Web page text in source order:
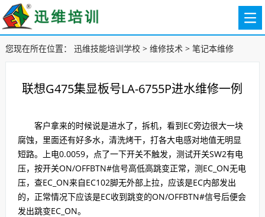
您现在所在位置： 迅维技能培训学校> 维修技术> 笔记本维修
联想G475集显板号LA-6755P进水维修一例
客户拿来的时候说是进水了，拆机，看到EC旁边很大一块
腐蚀，里面还有好多水，清洗烤干，打各大电感对地值无明显
短路。上电0.0059，点了一下开关不触发，测试开关SW2有电
压，按开关ON/OFFBTN#信号高低高跳变正常，测EC_ON无电
压，查EC_ON来自EC102脚无外部上拉，应该是EC内部发出
的，正常情况下应该是EC收到跳变的ON/OFFBTN#信号后便会
发出跳变EC_ON。